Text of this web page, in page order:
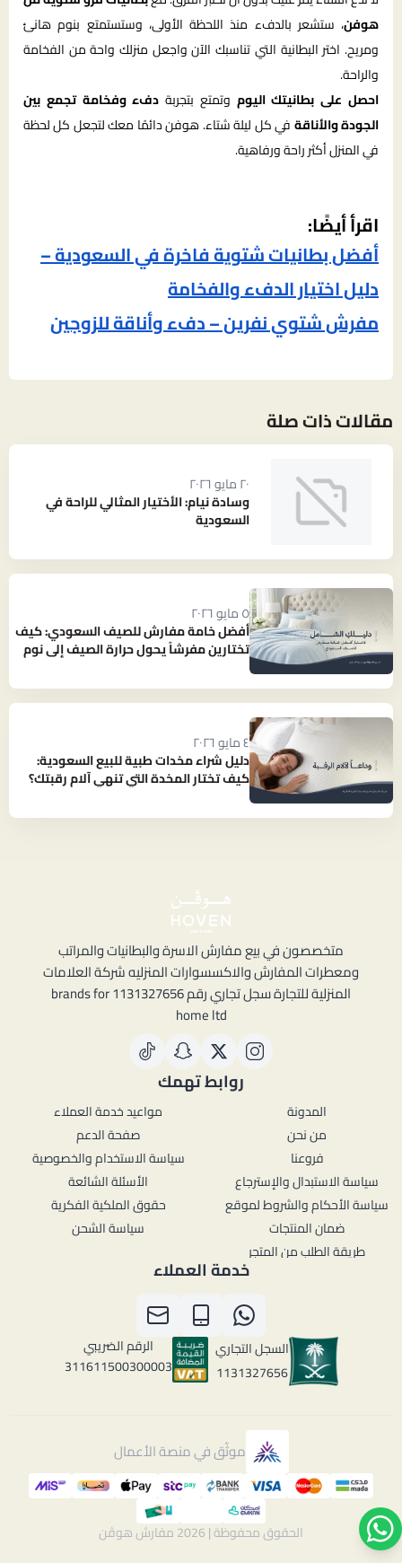
هوفن، ستشعر بالدفء منذ اللحظة الأولى، وستستمتع بنوم هانئ
ومريح. اختر البطانية التي تناسبك الآن واجعل منزلك واحة من الفخامة
والراحة.
احصل على بطانيتك اليوم وتمتع بتجربة دفء وفخامة تجمع بين
الجودة والأناقةفي كل ليلة شتاء. هوفن دائمًا معك لتجعل كل لحظة
في المنزل أكثر راحة ورفاهية.
اقرأ أيضًا:
أفضل بطانيات شتوية فاخرة في السعودية –
دليل اختيار الدفء والفخامة
مفرش شتوي نفرين – دفء وأناقة للزوجين
مقالات ذات صلة
٢٠ مايو ٢٠٢٦
وسادة نيام: الأختيار المثالي للراحة في
السعودية
٥ مايو ٢٠٢٦
أفضل خامة مفارش للصيف السعودي: كيف
تختارين مفرشاً يحول حرارة الصيف إلى نوم
٤ مايو ٢٠٢٦
دليل شراء مخدات طبية للبيع السعودية:
كيف تختار المخدة التي تنهي آلام رقبتك؟
متخصصون في بيع مفارش الاسرة والبطانيات والمراتب
ومعطرات المفارش والاكسسوارات المنزليه شركة العلامات
المنزلية للتجارة سجل تجاري رقم 1131327656 brands for
home ltd
روابط تهمك
المدونة
من نحن
فروعنا
سياسة الاستبدال والإسترجاع
سياسة الأحكام والشروط لموقع
ضمان المنتجات
طريقة الطلب من المتجر
مواعيد خدمة العملاء
صفحة الدعم
سياسة الاستخدام والخصوصية
الأسئلة الشائعة
حقوق الملكية الفكرية
سياسة الشحن
خدمة العملاء
السجل التجاري
1131327656
الرقم الضريبي
311611500300003
موثّق في منصة الأعمال
الحقوق محفوظة | 2026 مفارش هوڤن